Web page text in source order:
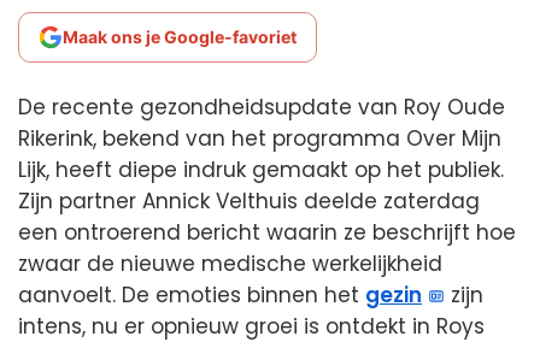
Maak ons je Google-favoriet
De recente gezondheidsupdate van Roy Oude
Rikerink, bekend van het programma Over Mijn
Lijk, heeft diepe indruk gemaakt op het publiek.
Zijn partner Annick Velthuis deelde zaterdag
een ontroerend bericht waarin ze beschrijft hoe
zwaar de nieuwe medische werkelijkheid
aanvoelt. De emoties binnen het gezin
zijn
intens, nu er opnieuw groei is ontdekt in Roys